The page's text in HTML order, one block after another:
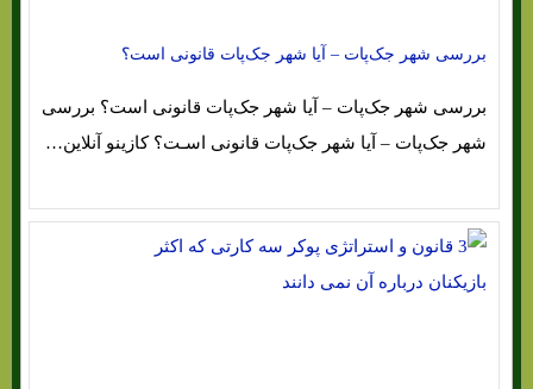
بررسی شهر جک‌پات – آیا شهر جک‌پات قانونی است؟
بررسی شهر جک‌پات – آیا شهر جک‌پات قانونی است؟ بررسی
شهر جک‌پات – آیا شهر جک‌پات قانونی اسـت؟ کازینو آنلاین…